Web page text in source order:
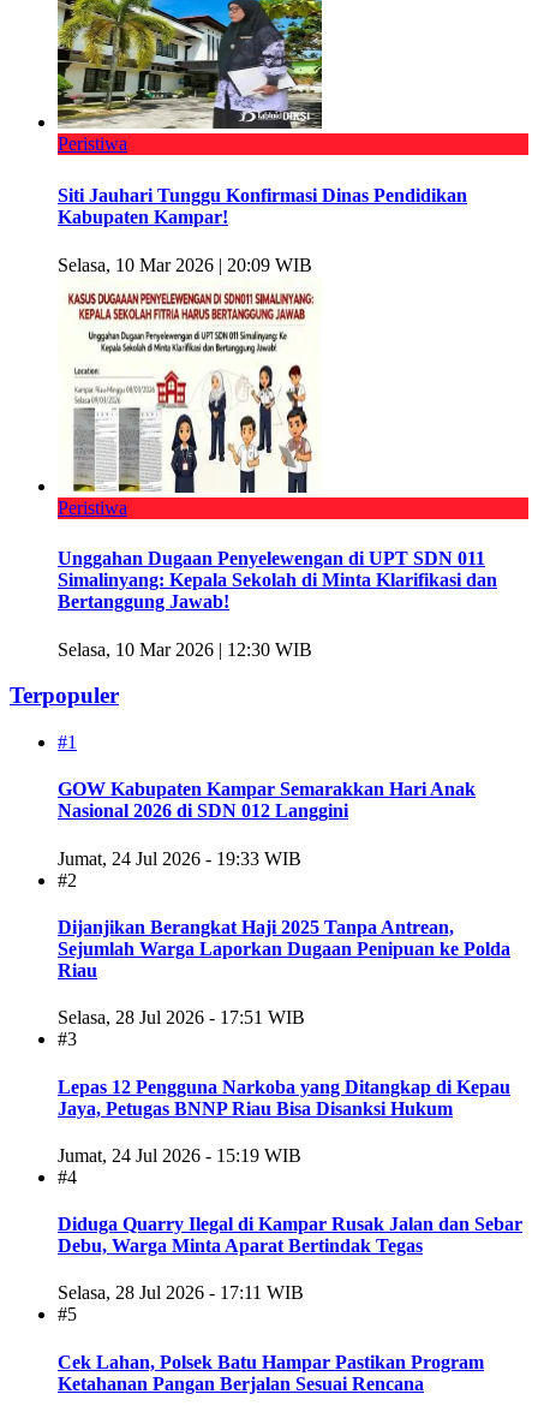
Peristiwa
Siti Jauhari Tunggu Konfirmasi Dinas Pendidikan
Kabupaten Kampar!
Selasa, 10 Mar 2026 | 20:09 WIB
Peristiwa
Unggahan Dugaan Penyelewengan di UPT SDN 011
Simalinyang: Kepala Sekolah di Minta Klarifikasi dan
Bertanggung Jawab!
Selasa, 10 Mar 2026 | 12:30 WIB
Terpopuler
#1
GOW Kabupaten Kampar Semarakkan Hari Anak
Nasional 2026 di SDN 012 Langgini
Jumat, 24 Jul 2026 - 19:33 WIB
#2
Dijanjikan Berangkat Haji 2025 Tanpa Antrean,
Sejumlah Warga Laporkan Dugaan Penipuan ke Polda
Riau
Selasa, 28 Jul 2026 - 17:51 WIB
#3
Lepas 12 Pengguna Narkoba yang Ditangkap di Kepau
Jaya, Petugas BNNP Riau Bisa Disanksi Hukum
Jumat, 24 Jul 2026 - 15:19 WIB
#4
Diduga Quarry Ilegal di Kampar Rusak Jalan dan Sebar
Debu, Warga Minta Aparat Bertindak Tegas
Selasa, 28 Jul 2026 - 17:11 WIB
#5
Cek Lahan, Polsek Batu Hampar Pastikan Program
Ketahanan Pangan Berjalan Sesuai Rencana